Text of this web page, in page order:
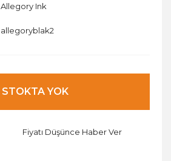
Allegory Ink
allegoryblak2
STOKTA YOK
Fiyatı Düşünce Haber Ver